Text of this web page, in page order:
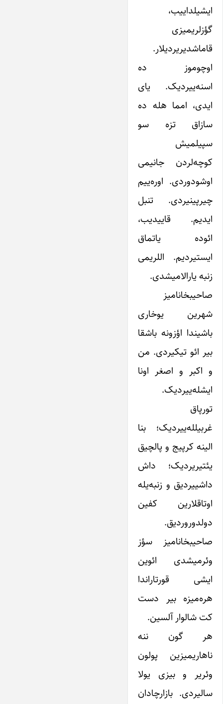
ایشیلداییب،
گؤزلریمیزی
قاماشدیریردیلار.
اوچوموز ده
اسنه‌ییردیک. یای
ایدی، امما هله ده
سازاق تزه سو
سپیلمیش
کوچه‌لردن جانیمی
اوشودوردی. اوره‌ییم
چیرپینیردی. تنبل
ایدیم. قاییدیب،
ائوده یاتماق
ایستیردیم. اللریمی
زنبه یارالامیشدی.
صاحیبخانامیز
شهرین یوخاری
باشیندا اؤزونه باشقا
بیر ائو تیکیردی. من
و اکبر و اصغر اونا
ایشله‌ییردیک.
تورپاق
غربیلله‌ییردیک؛ بنا
الینه کرپیج و پالچیق
یئتیریردیک؛ داش
داشییردیق و زنبه‌یله
اوتاقلارین کفین
دولدوروردیق.
صاحیبخانامیز سؤز
وئرمیشدی ائوین
ایشی قورتاراندا
هره‌میزه بیر دست
کت شالوار آلسین.
هر گون ننه
ناهاریمیزین پولون
وئریر و بیزی یولا
سالیردی. بازارچادان